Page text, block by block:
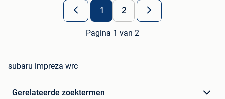
1 2
Pagina 1 van 2
subaru impreza wrc
Gerelateerde zoektermen